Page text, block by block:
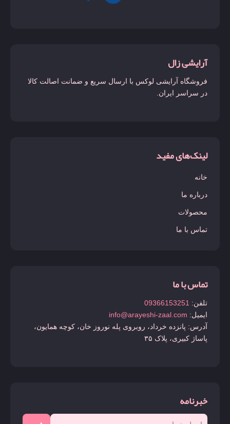
آرایشی زال
فروشگاه آرایشی لوکس با ارسال سریع و ضمانت اصالت کالا
در سراسر ایران.
لینک‌های مفید
خانه
درباره ما
محصولات
تماس با ما
تماس با ما
تلفن: 09366153251
ایمیل: info@arayeshi-zaal.com
آدرس: پانزده خرداد، روبروی پله نوروز خان، کوچه همایون،
پاساژ کبیری، پلاک ۳۵
خبرنامه